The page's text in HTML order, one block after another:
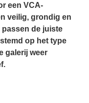
een VCA-
veilig, grondig en
passen de juiste
op het type
galerij weer